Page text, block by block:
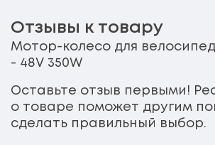
Отзывы к товару
Мотор-колесо для
- 48V 350W
Оставьте отзыв первыми!
о товаре поможет другим
сделать правильный выбор.